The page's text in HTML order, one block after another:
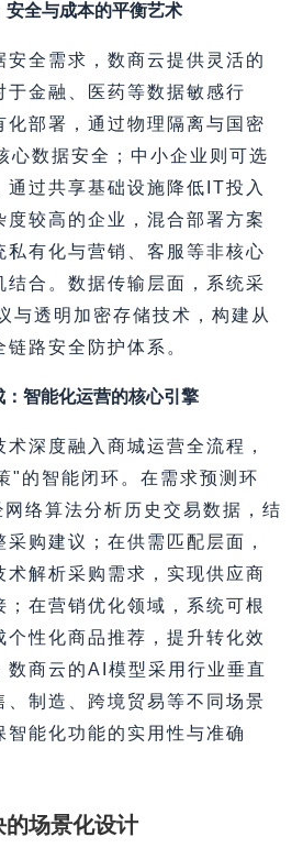
安全与成本的平衡艺术
安全需求，数商云提供灵活的
于金融、医药等数据敏感行
化部署，通过物理隔离与国密
心数据安全；中小企业则可选
通过共享基础设施降低IT投入
度较高的企业，混合部署方案
私有化与营销、客服等非核心
结合。数据传输层面，系统采
透明加密存储技术，构建从
路安全防护体系。
智能化运营的核心引擎
深度融入商城运营全流程，
"的智能闭环。在需求预测环
络算法分析历史交易数据，结
购建议；在供需匹配层面，
术解析采购需求，实现供应商
；在营销优化领域，系统可根
个性化商品推荐，提升转化效
数商云的AI模型采用行业垂直
、制造、跨境贸易等不同场景
智能化功能的实用性与准确
场景化设计